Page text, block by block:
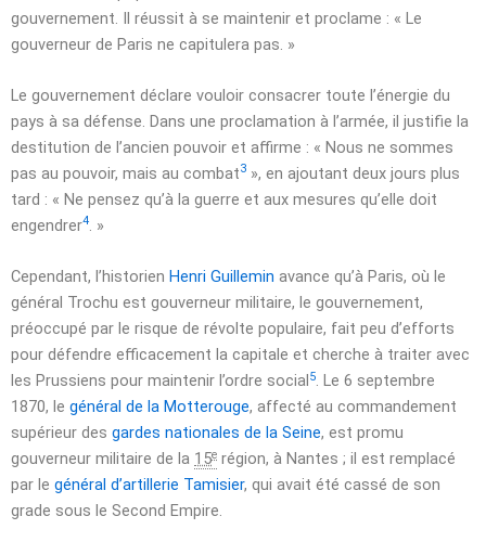
gouvernement. Il réussit à se maintenir et proclame : « Le
gouverneur de Paris ne capitulera pas. »
Le gouvernement déclare vouloir consacrer toute l’énergie du
pays à sa défense. Dans une proclamation à l’armée, il justifie la
destitution de l’ancien pouvoir et affirme : « Nous ne sommes
pas au pouvoir, mais au combat3 », en ajoutant deux jours plus
tard : « Ne pensez qu’à la guerre et aux mesures qu’elle doit
engendrer4. »
Cependant, l’historien Henri Guillemin avance qu’à Paris, où le
général Trochu est gouverneur militaire, le gouvernement,
préoccupé par le risque de révolte populaire, fait peu d’efforts
pour défendre efficacement la capitale et cherche à traiter avec
les Prussiens pour maintenir l’ordre social5. Le 6 septembre
1870, le général de la Motterouge, affecté au commandement
supérieur des gardes nationales de la Seine, est promu
gouverneur militaire de la 15e région, à Nantes ; il est remplacé
par le général d’artillerie Tamisier, qui avait été cassé de son
grade sous le Second Empire.